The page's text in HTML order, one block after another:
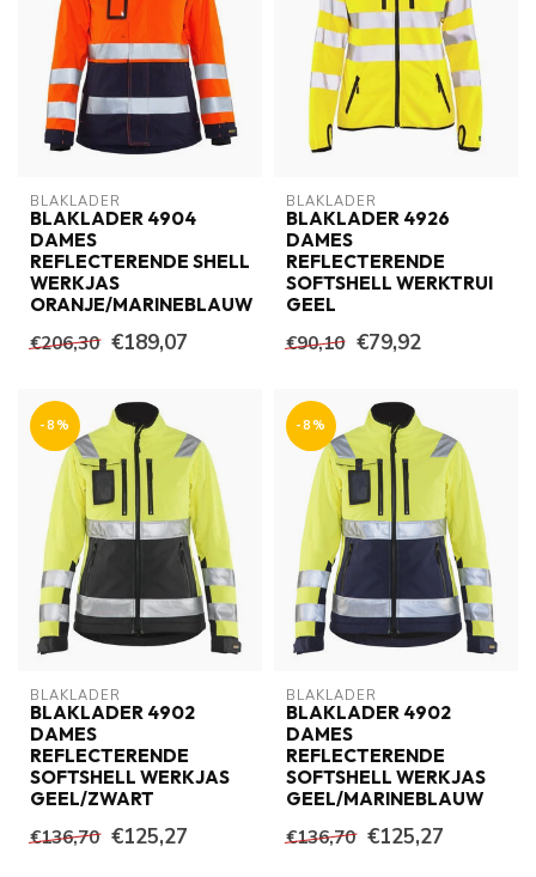
BLAKLADER
BLAKLADER 4904
DAMES
REFLECTERENDE SHELL
WERKJAS
ORANJE/MARINEBLAUW
€206,30 €189,07
BLAKLADER
BLAKLADER 4926
DAMES
REFLECTERENDE
SOFTSHELL WERKTRUI
GEEL
€90,10 €79,92
-8%
BLAKLADER
BLAKLADER 4902
DAMES
REFLECTERENDE
SOFTSHELL WERKJAS
GEEL/ZWART
€136,70 €125,27
-8%
BLAKLADER
BLAKLADER 4902
DAMES
REFLECTERENDE
SOFTSHELL WERKJAS
GEEL/MARINEBLAUW
€136,70 €125,27